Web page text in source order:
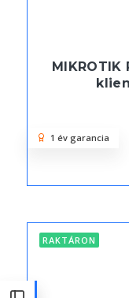
MIKROTIK
1 év garancia
RAKTÁRON